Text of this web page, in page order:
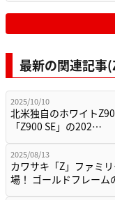
最新の関連記事
2025/10/10
北米独自のホワイト
「Z900 SE」の202…
2025/08/13
カワサキ「Z」ファミ
場！ ゴールドフレー